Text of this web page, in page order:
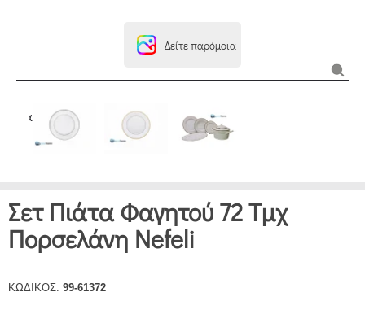
Δείτε παρόμοια
Σετ Πιάτα Φαγητού 72 Τμχ
Πορσελάνη Nefeli
ΚΩΔΙΚΟΣ: 99-61372